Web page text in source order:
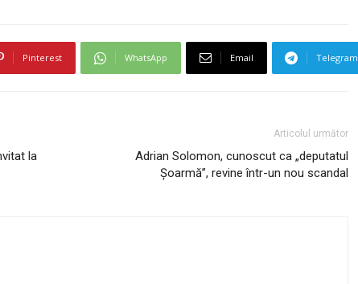
Pinterest WhatsApp Email Telegram
la
Articolul următor
Adrian Solomon, cunoscut ca „deputatul
Șoarmă”, revine într-un nou scandal